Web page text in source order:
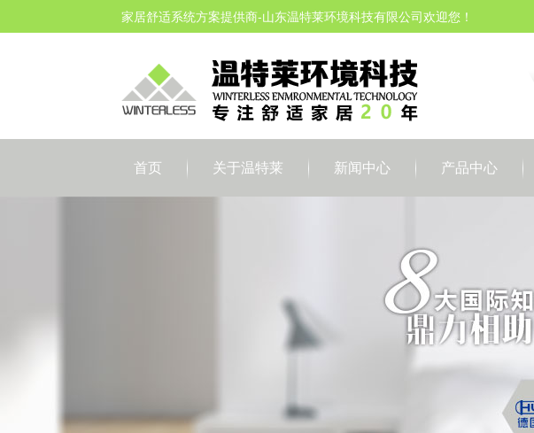
家居舒适系统方案提供商-山东温特莱环境科技有限公司欢迎您！
首页 关于温特莱 新闻中心 产品中心